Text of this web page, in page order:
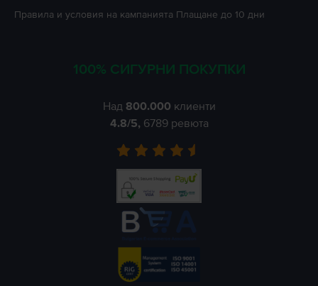
Правила и условия на кампанията Плащане до 10 дни
100% СИГУРНИ ПОКУПКИ
Над 800.000 клиенти
4.8/5, 6789 ревюта